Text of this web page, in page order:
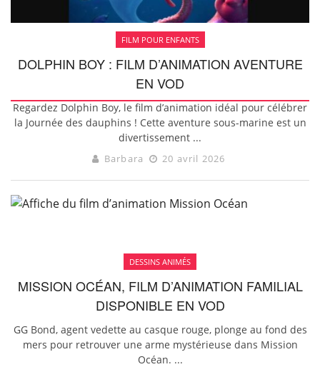
FILM POUR ENFANTS
DOLPHIN BOY : FILM D’ANIMATION AVENTURE
EN VOD
Regardez Dolphin Boy, le film d’animation idéal pour célébrer
la Journée des dauphins ! Cette aventure sous-marine est un
divertissement ...
Barbara 20 avril 2026
DESSINS ANIMÉS
MISSION OCÉAN, FILM D’ANIMATION FAMILIAL
DISPONIBLE EN VOD
GG Bond, agent vedette au casque rouge, plonge au fond des
mers pour retrouver une arme mystérieuse dans Mission
Océan. ...